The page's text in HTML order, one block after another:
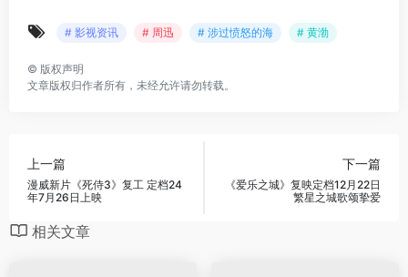
# 影视资讯 # 周迅 # 涉过愤怒的海 # 黄渤
© 版权声明
文章版权归作者所有，未经允许请勿转载。
上一篇
漫威新片《死侍3》复工 定档24
年7月26日上映
下一篇
《爱乐之城》复映定档12月22日
繁星之城歌颂挚爱
相关文章